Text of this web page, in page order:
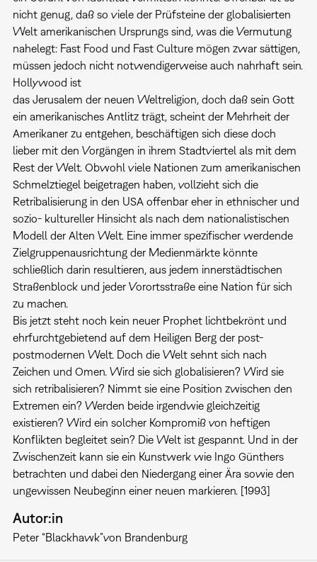
nicht genug, daß so viele der Prüfsteine der globalisierten
Welt amerikanischen Ursprungs sind, was die Vermutung
nahelegt: Fast Food und Fast Culture mögen zwar sättigen,
müssen jedoch nicht notwendigerweise auch nahrhaft sein.
Hollywood ist
das Jerusalem der neuen Weltreligion, doch daß sein Gott
ein amerikanisches Antlitz trägt, scheint der Mehrheit der
Amerikaner zu entgehen, beschäftigen sich diese doch
lieber mit den Vorgängen in ihrem Stadtviertel als mit dem
Rest der Welt. Obwohl viele Nationen zum amerikanischen
Schmelztiegel beigetragen haben, vollzieht sich die
Retribalisierung in den USA offenbar eher in ethnischer und
sozio- kultureller Hinsicht als nach dem nationalistischen
Modell der Alten Welt. Eine immer spezifischer werdende
Zielgruppenausrichtung der Medienmärkte könnte
schließlich darin resultieren, aus jedem innerstädtischen
Straßenblock und jeder Vorortsstraße eine Nation für sich
zu machen.
Bis jetzt steht noch kein neuer Prophet lichtbekrönt und
ehrfurchtgebietend auf dem Heiligen Berg der post-
postmodernen Welt. Doch die Welt sehnt sich nach
Zeichen und Omen. Wird sie sich globalisieren? Wird sie
sich retribalisieren? Nimmt sie eine Position zwischen den
Extremen ein? Werden beide irgendwie gleichzeitig
existieren? Wird ein solcher Kompromiß von heftigen
Konflikten begleitet sein? Die Welt ist gespannt. Und in der
Zwischenzeit kann sie ein Kunstwerk wie Ingo Günthers
betrachten und dabei den Niedergang einer Ära sowie den
ungewissen Neubeginn einer neuen markieren. [1993]
Autor:in
Peter “Blackhawk”von Brandenburg